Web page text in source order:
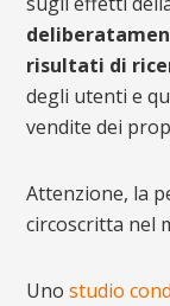
risultati di
degli utenti e
vendite dei
Attenzione, la
circoscritta nel
Uno studio